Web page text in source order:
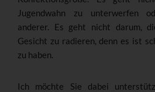
Jugendwahn zu unterwerfen
anderer. Es geht nicht darum,
Gesicht zu radieren, denn es ist
zu haben.
Ich möchte Sie dabei